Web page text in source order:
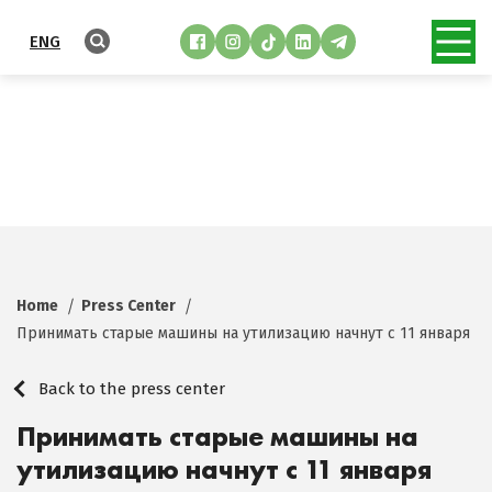
ENG
Home
Press Center
Принимать старые машины на утилизацию начнут с 11 января
Back to the press center
Принимать старые машины на
утилизацию начнут с 11 января